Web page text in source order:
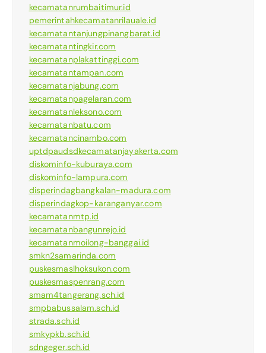
kecamatanrumbaitimur.id
pemerintahkecamatanrilauale.id
kecamatantanjungpinangbarat.id
kecamatantingkir.com
kecamatanplakattinggi.com
kecamatantampan.com
kecamatanjabung.com
kecamatanpagelaran.com
kecamatanleksono.com
kecamatanbatu.com
kecamatancinambo.com
uptdpaudsdkecamatanjayakerta.com
diskominfo-kuburaya.com
diskominfo-lampura.com
disperindagbangkalan-madura.com
disperindagkop-karanganyar.com
kecamatanmtp.id
kecamatanbangunrejo.id
kecamatanmoilong-banggai.id
smkn2samarinda.com
puskesmaslhoksukon.com
puskesmaspenrang.com
smam4tangerang.sch.id
smpbabussalam.sch.id
strada.sch.id
smkypkb.sch.id
sdngeger.sch.id